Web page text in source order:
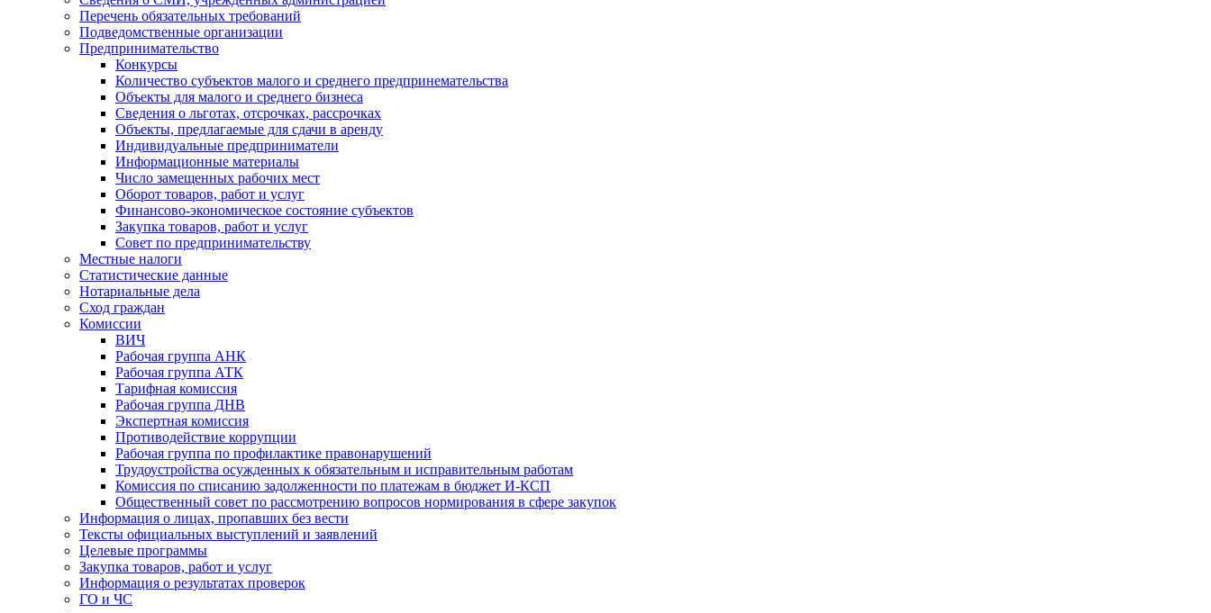
Перечень обязательных требований
Подведомственные организации
Предпринимательство
Конкурсы
Количество субъектов малого и среднего предпринемательства
Объекты для малого и среднего бизнеса
Сведения о льготах, отсрочках, рассрочках
Объекты, предлагаемые для сдачи в аренду
Индивидуальные предприниматели
Информационные материалы
Число замещенных рабочих мест
Оборот товаров, работ и услуг
Финансово-экономическое состояние субъектов
Закупка товаров, работ и услуг
Совет по предпринимательству
Местные налоги
Статистические данные
Нотариальные дела
Сход граждан
Комиссии
ВИЧ
Рабочая группа АНК
Рабочая группа АТК
Тарифная комиссия
Рабочая группа ДНВ
Экспертная комиссия
Противодействие коррупции
Рабочая группа по профилактике правонарушений
Трудоустройства осужденных к обязательным и исправительным работам
Комиссия по списанию задолженности по платежам в бюджет И-КСП
Общественный совет по рассмотрению вопросов нормирования в сфере закупок
Информация о лицах, пропавших без вести
Тексты официальных выступлений и заявлений
Целевые программы
Закупка товаров, работ и услуг
Информация о результатах проверок
ГО и ЧС